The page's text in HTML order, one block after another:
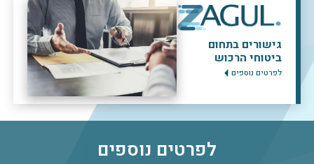
גישורים בתחום
ביטוחי הרכוש
לפרטים נוספים
לפרטים נוספים